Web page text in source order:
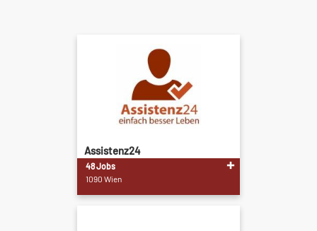
Assistenz24
48 Jobs
1090 Wien